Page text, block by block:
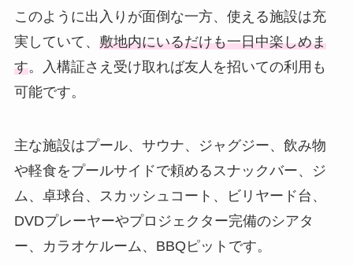
このように出入りが面倒な一方、使える施設は充
実していて、 敷地内にいるだけも一日中楽しめま
す。入構証さえ受け取れば友人を招いての利用も
可能です。
主な施設はプール、サウナ、ジャグジー、飲み物
や軽食をプールサイドで頼めるスナックバー、ジ
ム、卓球台、スカッシュコート、ビリヤード台、
DVDプレーヤーやプロジェクター完備のシアタ
ー、カラオケルーム、BBQピットです。